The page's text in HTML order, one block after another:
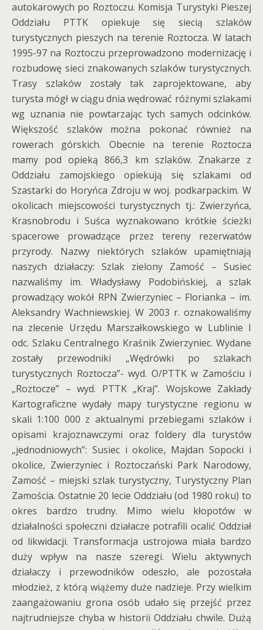
autokarowych po Roztoczu. Komisja Turystyki Pieszej
Oddziału PTTK opiekuje się siecią szlaków
turystycznych pieszych na terenie Roztocza. W latach
1995-97 na Roztoczu przeprowadzono modernizację i
rozbudowę sieci znakowanych szlaków turystycznych.
Trasy szlaków zostały tak zaprojektowane, aby
turysta mógł w ciągu dnia wędrować różnymi szlakami
wg uznania nie powtarzając tych samych odcinków.
Większość szlaków można pokonać również na
rowerach górskich. Obecnie na terenie Roztocza
mamy pod opieką 866,3 km szlaków. Znakarze z
Oddziału zamojskiego opiekują się szlakami od
Szastarki do Horyńca Zdroju w woj. podkarpackim. W
okolicach miejscowości turystycznych tj.: Zwierzyńca,
Krasnobrodu i Suśca wyznakowano krótkie ścieżki
spacerowe prowadzące przez tereny rezerwatów
przyrody. Nazwy niektórych szlaków upamiętniają
naszych działaczy: Szlak zielony Zamość – Susiec
nazwaliśmy im. Władysławy Podobińskiej, a szlak
prowadzący wokół RPN Zwierzyniec – Florianka – im.
Aleksandry Wachniewskiej. W 2003 r. oznakowaliśmy
na zlecenie Urzędu Marszałkowskiego w Lublinie I
odc. Szlaku Centralnego Kraśnik Zwierzyniec. Wydane
zostały przewodniki „Wędrówki po szlakach
turystycznych Roztocza”- wyd. O/PTTK w Zamościu i
„Roztocze” – wyd. PTTK „Kraj”. Wojskowe Zakłady
Kartograficzne wydały mapy turystyczne regionu w
skali 1:100 000 z aktualnymi przebiegami szlaków i
opisami krajoznawczymi oraz foldery dla turystów
„jednodniowych”: Susiec i okolice, Majdan Sopocki i
okolice, Zwierzyniec i Roztoczański Park Narodowy,
Zamość – miejski szlak turystyczny, Turystyczny Plan
Zamościa. Ostatnie 20 lecie Oddziału (od 1980 roku) to
okres bardzo trudny. Mimo wielu kłopotów w
działalności społeczni działacze potrafili ocalić Oddział
od likwidacji. Transformacja ustrojowa miała bardzo
duży wpływ na nasze szeregi. Wielu aktywnych
działaczy i przewodników odeszło, ale pozostała
młodzież, z którą wiążemy duże nadzieje. Przy wielkim
zaangażowaniu grona osób udało się przejść przez
najtrudniejsze chyba w historii Oddziału chwile. Dużą